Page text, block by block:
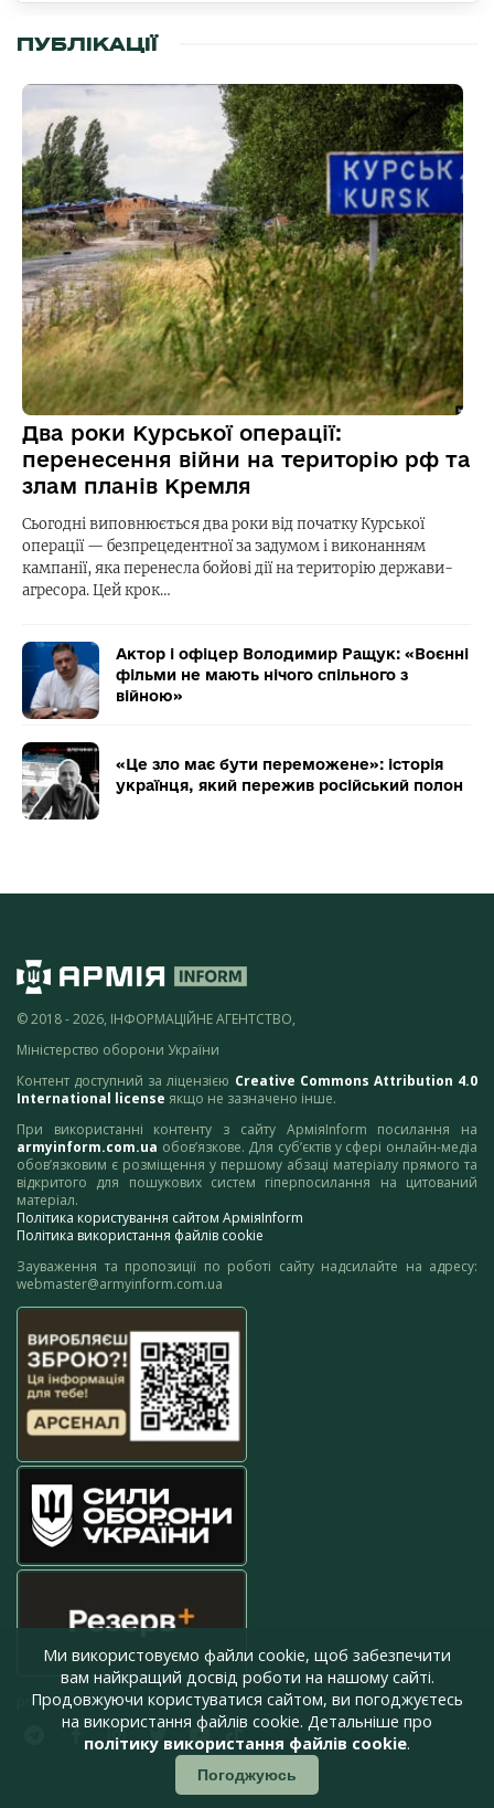
ПУБЛІКАЦІЇ
Два роки Курської операції:
перенесення війни на територію рф та
злам планів Кремля
Сьогодні виповнюється два роки від початку Курської
операції — безпрецедентної за задумом і виконанням
кампанії, яка перенесла бойові дії на територію держави-
агресора. Цей крок…
Актор і офіцер Володимир Ращук: «Воєнні
фільми не мають нічого спільного з
війною»
«Це зло має бути переможене»: історія
українця, який пережив російський полон
© 2018 - 2026, ІНФОРМАЦІЙНЕ АГЕНТСТВО,
Міністерство оборони України
Контент доступний за ліцензією Creative Commons Attribution 4.0
International license якщо не зазначено інше.
При використанні контенту з сайту АрміяInform посилання на
armyinform.com.ua обов’язкове. Для суб’єктів у сфері онлайн-медіа
обов’язковим є розміщення у першому абзаці матеріалу прямого та
відкритого для пошукових систем гіперпосилання на цитований
матеріал.
Політика користування сайтом АрміяInform
Політика використання файлів cookie
Зауваження та пропозиції по роботі сайту надсилайте на адресу:
webmaster@armyinform.com.ua
press@armyinform.com.ua
Ми використовуємо файли cookie, щоб забезпечити
вам найкращий досвід роботи на нашому сайті.
Продовжуючи користуватися сайтом, ви погоджуєтесь
на використання файлів cookie. Детальніше про
політику використання файлів cookie.
Погоджуюсь